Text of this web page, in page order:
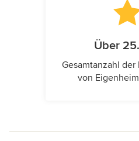
Über
Gesamtanzahl
von